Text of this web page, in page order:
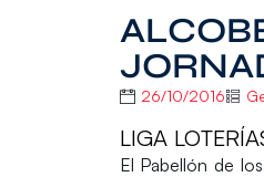
26/10/2016
LIGA
El Pabellón de